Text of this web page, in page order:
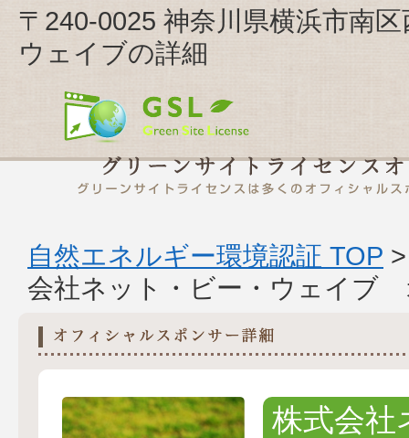
〒240-0025 神奈川県横浜市南
ウェイブの詳細
自然エネルギー環境認証 TOP
会社ネット・ビー・ウェイブ
株式会社